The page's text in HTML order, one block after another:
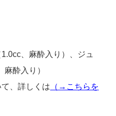
、麻酔入り）、ジュ
酔入り）
、詳しくは （→こちらを